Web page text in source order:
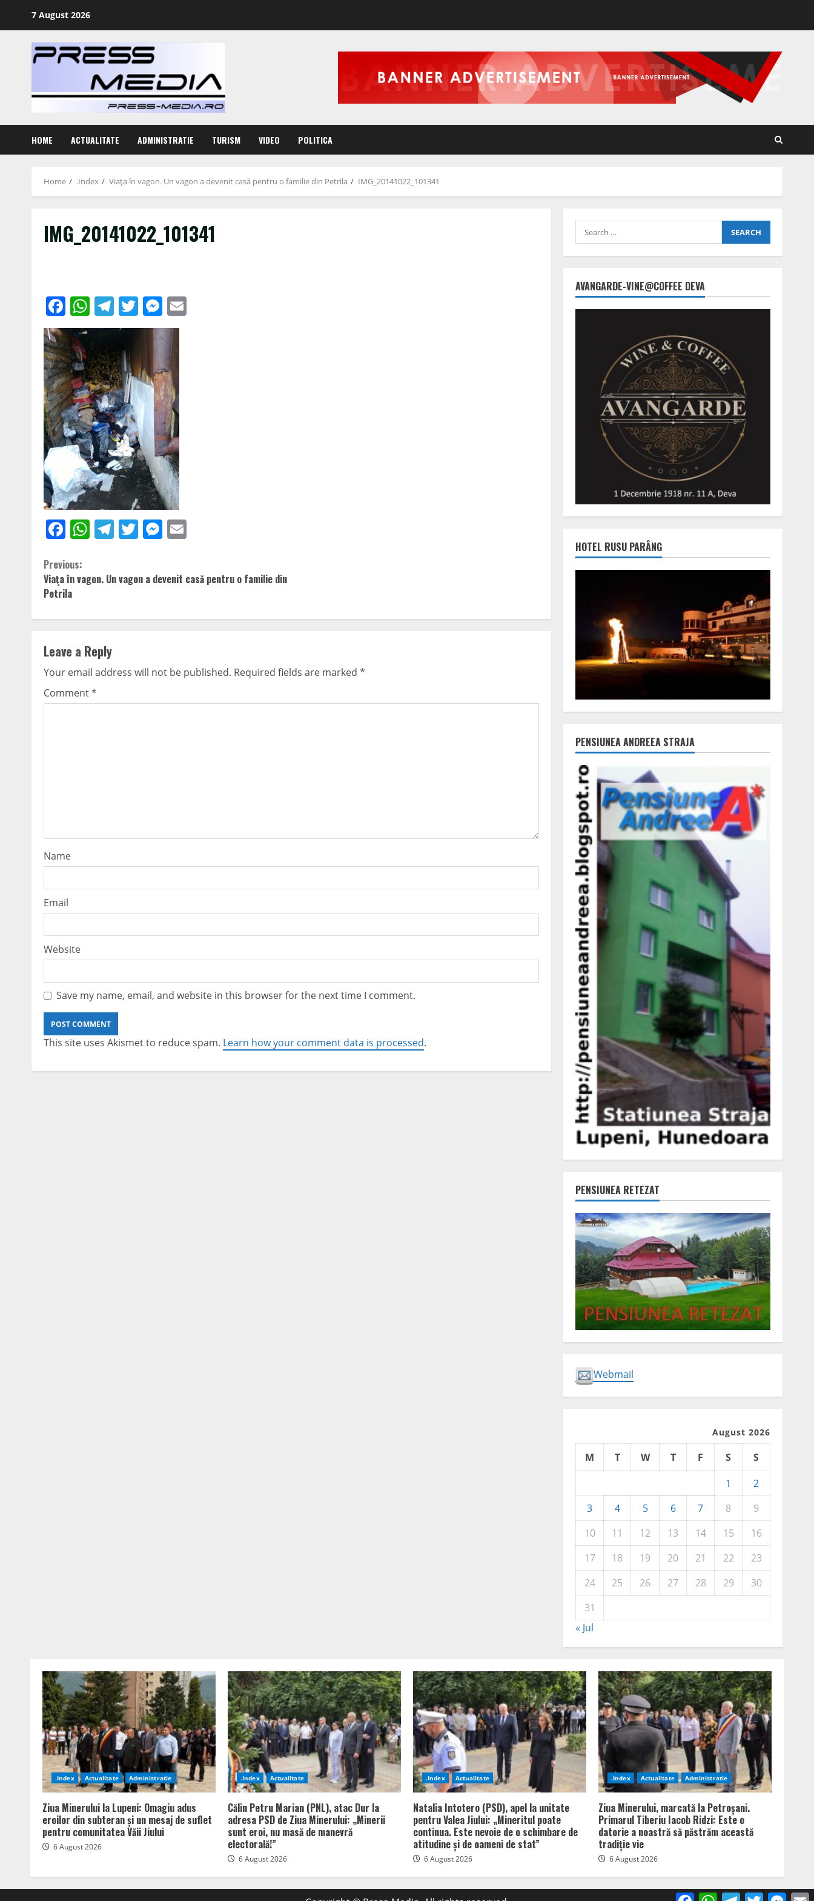
7 August 2026
HOME ACTUALITATE ADMINISTRATIE TURISM VIDEO POLITICA
Home .Index Viaţa în vagon. Un vagon a devenit casă pentru o familie din Petrila IMG_20141022_101341
IMG_20141022_101341
Facebook
WhatsApp
Telegram
TwitterMessenger
Facebook
WhatsApp
Telegram
TwitterMessenger
Continue
Reading
Previous:
Viaţa în vagon. Un vagon a devenit casă pentru o familie din
Petrila
Leave a Reply
Your email address will not be published. Required fields are marked *
Comment*
Name
Email
Website
Save my name, email, and website in this browser for the next time I comment.
This site uses Akismet to reduce spam. Learn how your comment data is processed.
Search
for:
AVANGARDE-VINE@COFFEE DEVA
HOTEL RUSU PARÂNG
PENSIUNEA ANDREEA STRAJA
PENSIUNEA RETEZAT
Webmail
August 2026
M T W T F S
S
1
2
3
4 5 6 7 8
9
10
11 12 13 14 15
16
17
18 19 20 21 22
23
24
25 26 27 28 29
30
31
« Jul
.Index Actualitate Administratie
Ziua Minerului la Lupeni: Omagiu adus
eroilor din subteran și un mesaj de suflet
pentru comunitatea Văii Jiului
6 August 2026
.Index Actualitate
Călin Petru Marian (PNL), atac Dur la
adresa PSD de Ziua Minerului: „Minerii
sunt eroi, nu masă de manevră
electorală!”
6 August 2026
.Index Actualitate
Natalia Intotero (PSD), apel la unitate
pentru Valea Jiului: „Mineritul poate
continua. Este nevoie de o schimbare de
atitudine și de oameni de stat”
6 August 2026
.Index Actualitate Administratie
Ziua Minerului, marcată la Petroșani.
Primarul Tiberiu Iacob Ridzi: Este o
datorie a noastră să păstrăm această
tradiție vie
6 August 2026
FacebookWhatsAppTelegram
Twitter